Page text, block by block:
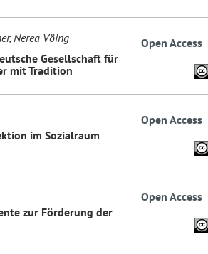
Nerea Vöing
Gesellschaft für
mit Tradition
Open Access
im Sozialraum
Open Access
zur Förderung der
Open Access